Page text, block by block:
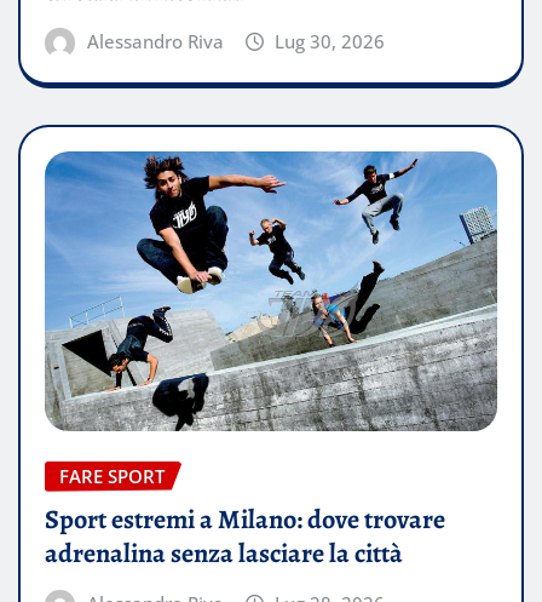
Alessandro Riva Lug 30, 2026
FARE SPORT
Sport estremi a Milano: dove trovare
adrenalina senza lasciare la città